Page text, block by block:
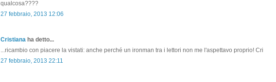
qualcosa????
27 febbraio, 2013 12:06
Cristiana ha detto...
...ricambio con piacere la vistati: anche perché un ironman tra i lettori non me l'aspettavo proprio! Cri
27 febbraio, 2013 22:11